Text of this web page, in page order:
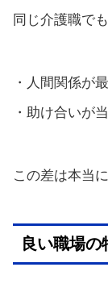
同じ介護職で
・人間関係が
・助け合いが
この差は本当
良い職場の